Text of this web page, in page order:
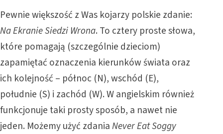
Pewnie większość z Was kojarzy polskie zdanie:
Na Ekranie Siedzi Wrona. To cztery proste słowa,
które pomagają (szczególnie dzieciom)
zapamiętać oznaczenia kierunków świata oraz
ich kolejność – północ (N), wschód (E),
południe (S) i zachód (W). W angielskim również
funkcjonuje taki prosty sposób, a nawet nie
jeden. Możemy użyć zdaniaNever Eat Soggy